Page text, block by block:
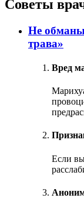
Советы
Не
трава»
Вред
Если